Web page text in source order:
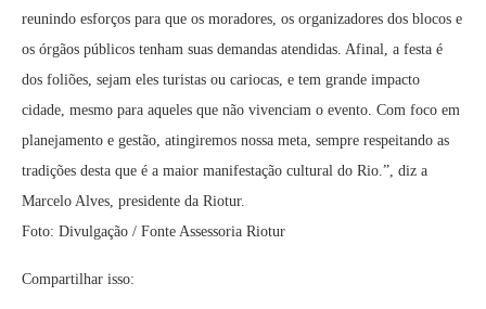
reunindo esforços para que os moradores, os organizadores dos blocos e
os órgãos públicos tenham suas demandas atendidas. Afinal, a festa é
dos foliões, sejam eles turistas ou cariocas, e tem grande impacto
cidade, mesmo para aqueles que não vivenciam o evento. Com foco em
planejamento e gestão, atingiremos nossa meta, sempre respeitando as
tradições desta que é a maior manifestação cultural do Rio.”, diz a
Marcelo Alves, presidente da Riotur.
Foto: Divulgação / Fonte Assessoria Riotur
Compartilhar isso: